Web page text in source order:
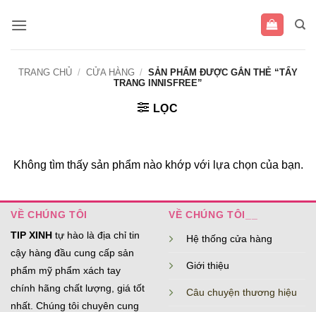
qua
TRANG CHỦ / CỬA HÀNG / SẢN PHẨM ĐƯỢC GẮN THẺ “TẨY
TRANG INNISFREE”
LỌC
Không tìm thấy sản phẩm nào khớp với lựa chọn của bạn.
VỀ CHÚNG TÔI
TIP XINH tự hào là địa chỉ tin
cậy hàng đầu cung cấp sản
phẩm mỹ phẩm xách tay
chính hãng chất lượng, giá tốt
nhất. Chúng tôi chuyên cung
VỀ CHÚNG TÔI__
Hệ thống cửa hàng
Giới thiệu
Câu chuyện thương hiệu